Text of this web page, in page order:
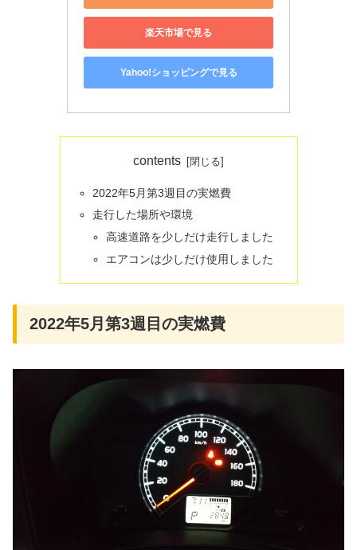
楽天市場で見る
Yahoo!ショッピングで見る
contents
2022年5月第3週目の実燃費
走行した場所や環境
高速道路を少しだけ走行しました
エアコンは少しだけ使用しました
2022年5月第3週目の実燃費